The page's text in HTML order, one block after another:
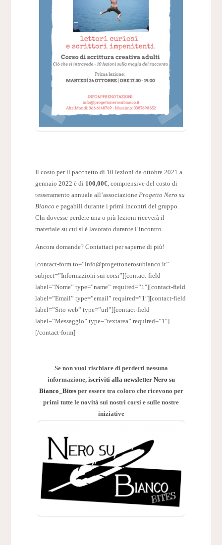
Il costo per il pacchetto di 10 lezioni da ottobre 2021 a
gennaio 2022 è di 100,00€, comprensive del costo di
tesseramento annuale all’associazione Progetto Nero su
Bianco e pagabili durante i primi incontri del gruppo.
Chi dovesse perdere una o più lezioni riceverà il
materiale su cui si è lavorato durante l’incontro.
Ancora domande? Contattaci per saperne di più!
[contact-form to=”info@progettonerosubianco.it”
subject=”Informazioni sui corsi”][contact-field
label=”Nome” type=”name” required=”1″][contact-field
label=”Email” type=”email” required=”1″][contact-field
label=”Sito web” type=”url”][contact-field
label=”Messaggio” type=”textarea” required=”1″]
[/contact-form]
Se non vuoi rischiare di perderti nessuna
informazione,iscriviti alla newsletter Nero su
Bianco_Bitesper essere tra coloro che ricevono per
primi tutte le novità sui nostri corsi e sulle nostre
iniziative